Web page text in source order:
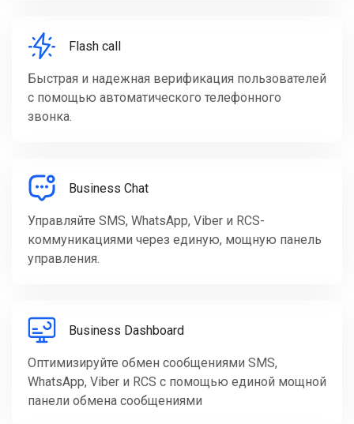
Flash call
Быстрая и надежная верификация пользователей
с помощью автоматического телефонного
звонка.
Business Chat
Управляйте SMS, WhatsApp, Viber и RCS-
коммуникациями через единую, мощную панель
управления.
Business Dashboard
Оптимизируйте обмен сообщениями SMS,
WhatsApp, Viber и RCS с помощью единой мощной
панели обмена сообщениями